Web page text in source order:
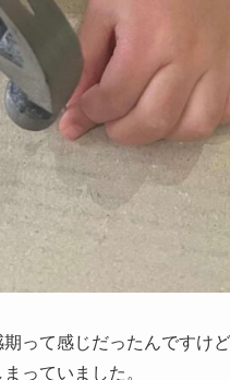
って感じだったんですけ
っていました。